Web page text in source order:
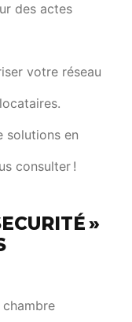
des actes
votre réseau
solutions en
consulter !
»